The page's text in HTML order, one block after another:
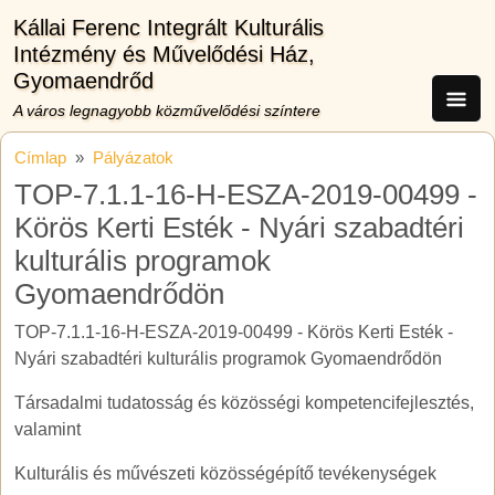
Kállai Ferenc Integrált Kulturális
Intézmény és Művelődési Ház,
Gyomaendrőd
A város legnagyobb közművelődési színtere
Címlap Pályázatok
TOP-7.1.1-16-H-ESZA-2019-00499 -
Körös Kerti Esték - Nyári szabadtéri
kulturális programok
Gyomaendrődön
TOP-7.1.1-16-H-ESZA-2019-00499 - Körös Kerti Esték -
Nyári szabadtéri kulturális programok Gyomaendrődön
Társadalmi tudatosság és közösségi kompetencifejlesztés,
valamint
Kulturális és művészeti közösségépítő tevékenységek